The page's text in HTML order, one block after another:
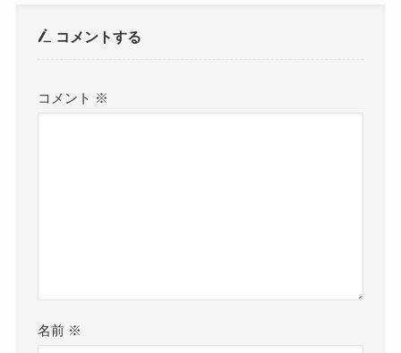
コメントする
コメント ※
名前 ※